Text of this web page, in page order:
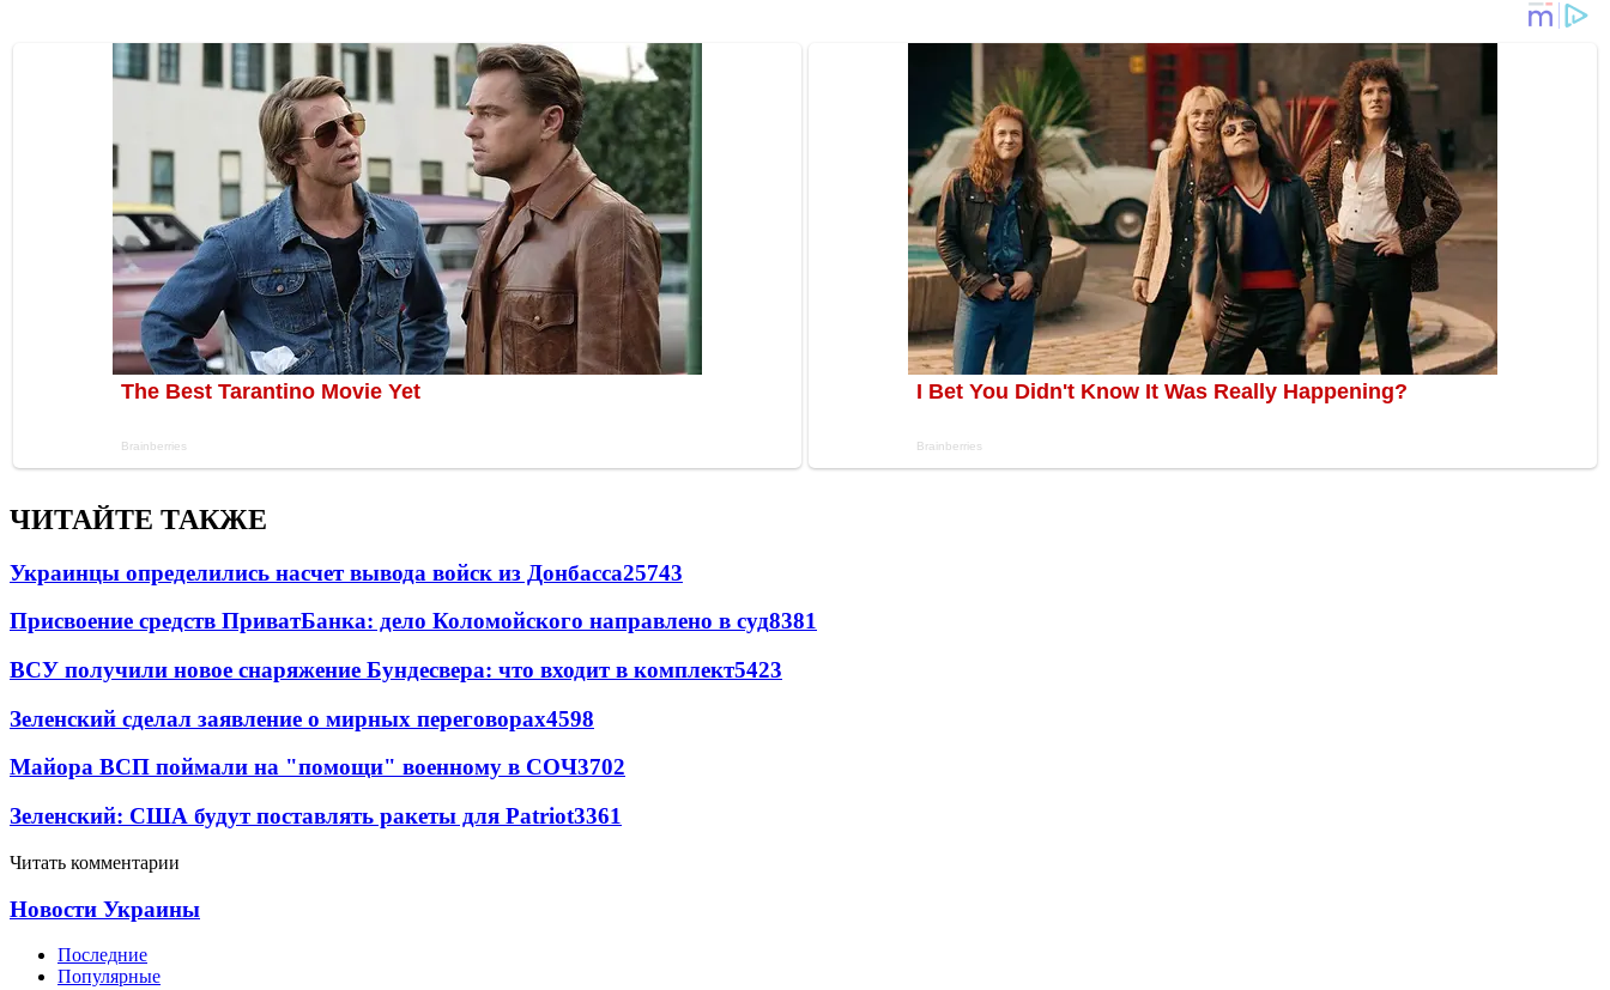
ЧИТАЙТЕ ТАКЖЕ
Украинцы определились насчет вывода войск из Донбасса25743
Присвоение средств ПриватБанка: дело Коломойского направлено в суд8381
ВСУ получили новое снаряжение Бундесвера: что входит в комплект5423
Зеленский сделал заявление о мирных переговорах4598
Майора ВСП поймали на "помощи" военному в СОЧ3702
Зеленский: США будут поставлять ракеты для Patriot3361
Читать комментарии
Новости Украины
Последние
Популярные